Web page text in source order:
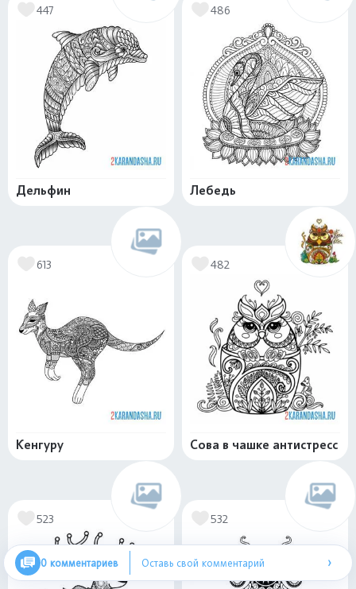
447
Дельфин
486
Лебедь
613
Кенгуру
482
Сова в чашке антистресс
523 532
0 комментариев Оставь свой комментарий ›